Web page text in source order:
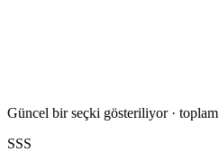
Güncel bir seçki gösteriliyor · toplam
SSS